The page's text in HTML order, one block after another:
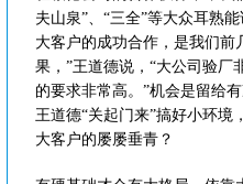
夫山泉”、“三全”等大众耳熟
大客户的成功合作，是我们
果，”王道德说，“大公司验厂
的要求非常高。”机会是留给
王道德“关起门来”搞好小环境
大客户的屡屡垂青？